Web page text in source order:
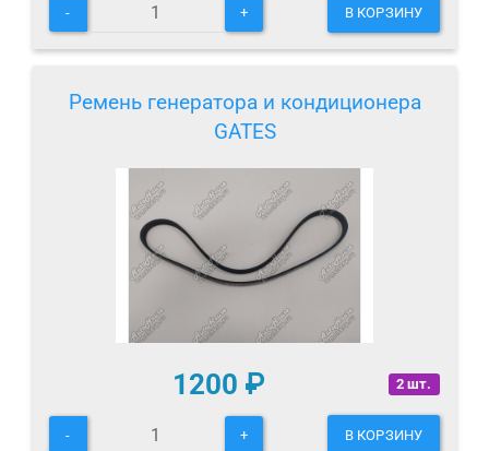
- + В КОРЗИНУ
Ремень генератора и кондиционера
GATES
2 шт.
1200 ₽
- + В КОРЗИНУ